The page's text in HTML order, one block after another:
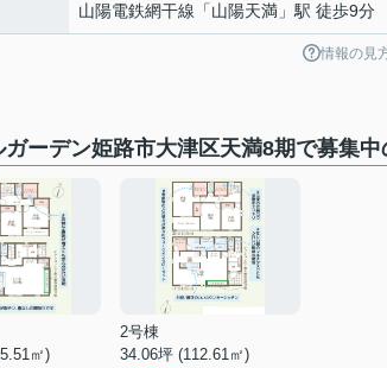
山陽電鉄網干線 「山陽天満 」駅 徒歩9分
情報の見
ガーデン姫路市大津区天満8期で募集中
㎡)
2号棟
34.06坪 (112.61㎡)